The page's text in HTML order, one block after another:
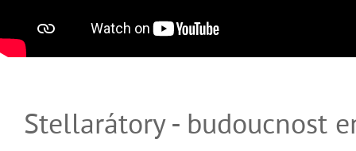
Stellarátory - budoucnost